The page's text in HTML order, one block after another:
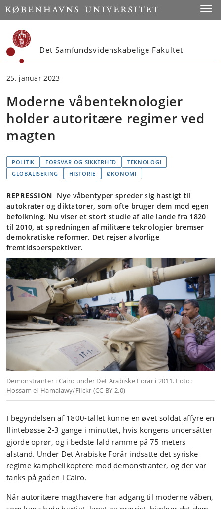
Start
Det Samfundsvidenskabelige Fakultet
25. januar 2023
Moderne våbenteknologier
holder autoritære regimer ved
magten
POLITIK FORSVAR OG SIKKERHED
TEKNOLOGI
GLOBALISERING
HISTORIE ØKONOMI
REPRESSION Nye våbentyper spreder sig hastigt til
autokrater og diktatorer, som ofte bruger dem mod egen
befolkning. Nu viser et stort studie af alle lande fra 1820
til 2010, at spredningen af militære teknologier bremser
demokratiske reformer. Det rejser alvorlige
fremtidsperspektiver.
Demonstranter i Cairo under Det Arabiske Forår i 2011. Foto:
Hossam el-Hamalawy/Flickr (CC BY 2.0)
I begyndelsen af 1800-tallet kunne en øvet soldat affyre en
flintebøsse 2-3 gange i minuttet, hvis kongens undersåtter
gjorde oprør, og i bedste fald ramme på 75 meters
afstand. Under Det Arabiske Forår indsatte det syriske
regime kamphelikoptere mod demonstranter, og der var
tanks på gaden i Cairo.
Når autoritære magthavere har adgang til moderne våben,